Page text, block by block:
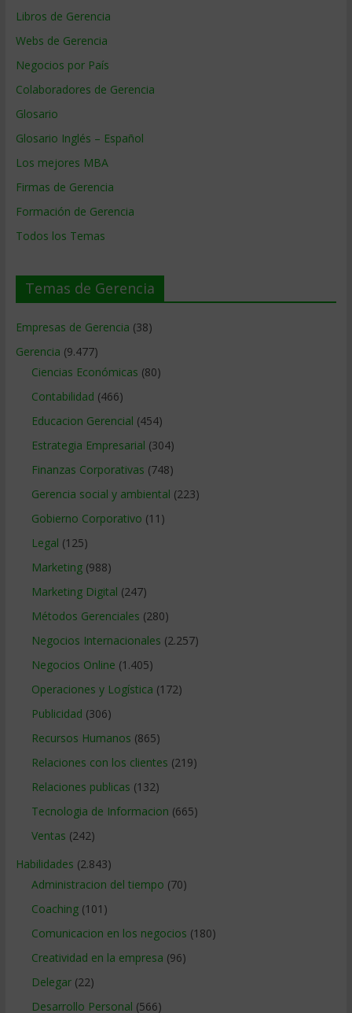
Libros de Gerencia
Webs de Gerencia
Negocios por País
Colaboradores de Gerencia
Glosario
Glosario Inglés – Español
Los mejores MBA
Firmas de Gerencia
Formación de Gerencia
Todos los Temas
Temas de Gerencia
Empresas de Gerencia (38)
Gerencia (9.477)
Ciencias Económicas (80)
Contabilidad (466)
Educacion Gerencial (454)
Estrategia Empresarial (304)
Finanzas Corporativas (748)
Gerencia social y ambiental (223)
Gobierno Corporativo (11)
Legal (125)
Marketing(988)
Marketing Digital (247)
Métodos Gerenciales (280)
Negocios Internacionales (2.257)
Negocios Online (1.405)
Operaciones y Logística (172)
Publicidad (306)
Recursos Humanos (865)
Relaciones con los clientes (219)
Relaciones publicas (132)
Tecnologia de Informacion (665)
Ventas (242)
Habilidades (2.843)
Administracion del tiempo (70)
Coaching(101)
Comunicacion en los negocios (180)
Creatividad en la empresa (96)
Delegar(22)
Desarrollo Personal (566)